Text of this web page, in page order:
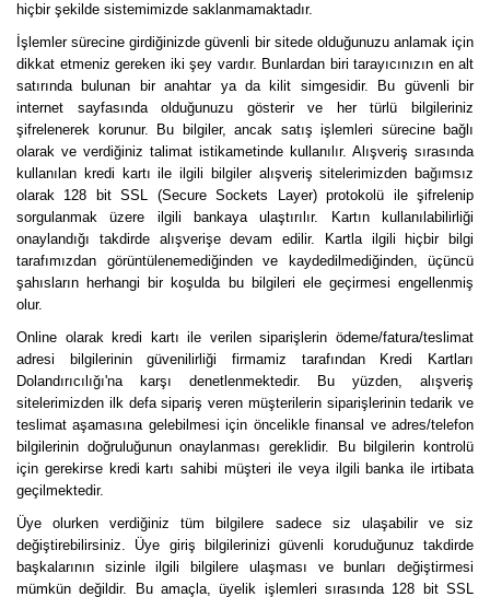
hiçbir şekilde sistemimizde saklanmamaktadır.
İşlemler sürecine girdiğinizde güvenli bir sitede olduğunuzu anlamak için
dikkat etmeniz gereken iki şey vardır. Bunlardan biri tarayıcınızın en alt
satırında bulunan bir anahtar ya da kilit simgesidir. Bu güvenli bir
internet sayfasında olduğunuzu gösterir ve her türlü bilgileriniz
şifrelenerek korunur. Bu bilgiler, ancak satış işlemleri sürecine bağlı
olarak ve verdiğiniz talimat istikametinde kullanılır. Alışveriş sırasında
kullanılan kredi kartı ile ilgili bilgiler alışveriş sitelerimizden bağımsız
olarak 128 bit SSL (Secure Sockets Layer) protokolü ile şifrelenip
sorgulanmak üzere ilgili bankaya ulaştırılır. Kartın kullanılabilirliği
onaylandığı takdirde alışverişe devam edilir. Kartla ilgili hiçbir bilgi
tarafımızdan görüntülenemediğinden ve kaydedilmediğinden, üçüncü
şahısların herhangi bir koşulda bu bilgileri ele geçirmesi engellenmiş
olur.
Online olarak kredi kartı ile verilen siparişlerin ödeme/fatura/teslimat
adresi bilgilerinin güvenilirliği firmamiz tarafından Kredi Kartları
Dolandırıcılığı'na karşı denetlenmektedir. Bu yüzden, alışveriş
sitelerimizden ilk defa sipariş veren müşterilerin siparişlerinin tedarik ve
teslimat aşamasına gelebilmesi için öncelikle finansal ve adres/telefon
bilgilerinin doğruluğunun onaylanması gereklidir. Bu bilgilerin kontrolü
için gerekirse kredi kartı sahibi müşteri ile veya ilgili banka ile irtibata
geçilmektedir.
Üye olurken verdiğiniz tüm bilgilere sadece siz ulaşabilir ve siz
değiştirebilirsiniz. Üye giriş bilgilerinizi güvenli koruduğunuz takdirde
başkalarının sizinle ilgili bilgilere ulaşması ve bunları değiştirmesi
mümkün değildir. Bu amaçla, üyelik işlemleri sırasında 128 bit SSL